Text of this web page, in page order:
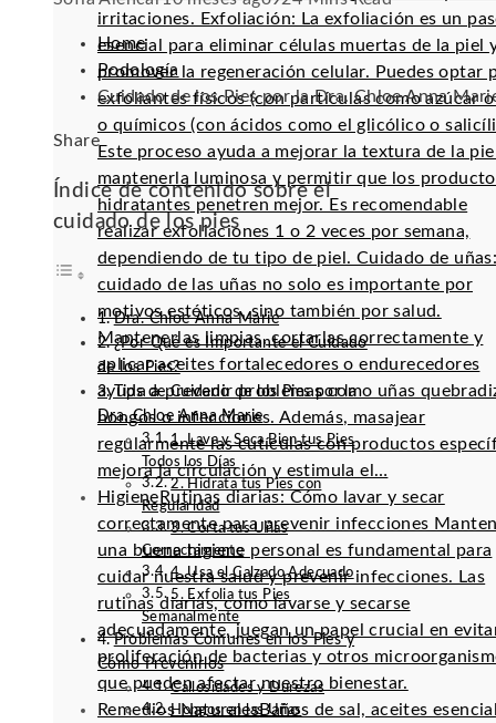
irritaciones. Exfoliación: La exfoliación es un
esencial para eliminar células muertas de la piel
promover la regeneración celular. Puedes optar
exfoliantes físicos (con partículas como azúcar o
o químicos (con ácidos como el glicólico o
Este proceso ayuda a mejorar la textura de la
mantenerla luminosa y permitir que los
hidratantes penetren mejor. Es recomendable
realizar exfoliaciones 1 o 2 veces por semana,
dependiendo de tu tipo de piel. Cuidado de
cuidado de las uñas no solo es importante por
motivos estéticos, sino también por salud.
Mantenerlas limpias, cortarlas correctamente y
aplicar aceites fortalecedores o endurecedores
ayuda a prevenir problemas como uñas
hongos o infecciones. Además, masajear
regularmente las cutículas con productos
mejora la circulación y estimula el…
Higiene Rutinas diarias: Cómo lavar y secar
correctamente para prevenir infecciones
una buena higiene personal es fundamental para
cuidar nuestra salud y prevenir infecciones. Las
rutinas diarias, como lavarse y secarse
adecuadamente, juegan un papel crucial en
proliferación de bacterias y otros
que pueden afectar nuestro bienestar.
Remedios NaturalesBaños de sal, aceites
Home
Podología
Cuidado de los Pies por la Dra. Chloe Anna
Facebook
Twitter
LinkedIn
Pinterest
Stumbleupon
Email
Share
Índice de contenido sobre el
cuidado de los pies
Dra. Chloe Anna Marie
¿Por Qué es Importante el Cuidado
de los Pies?
Tips de Cuidado de los Pies por la
Dra. Chloe Anna Marie
1. Lava y Seca Bien tus Pies
Todos los Días
2. Hidrata tus Pies con
Regularidad
3. Corta tus Uñas
Correctamente
4. Usa el Calzado Adecuado
5. Exfolia tus Pies
Semanalmente
Problemas Comunes en los Pies y
Cómo Prevenirlos
Callosidades y Durezas
Hongos en las Uñas